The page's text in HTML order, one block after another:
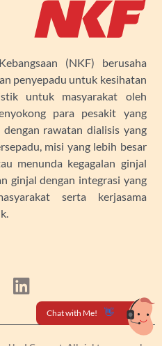
(NKF) berusaha
penyepadu untuk kesihatan
untuk masyarakat oleh
para pesakit yang
rawatan dialisis yang
misi yang lebih besar
menunda kegagalan ginjal
ginjal dengan integrasi yang
serta kerjasama
L
n
k